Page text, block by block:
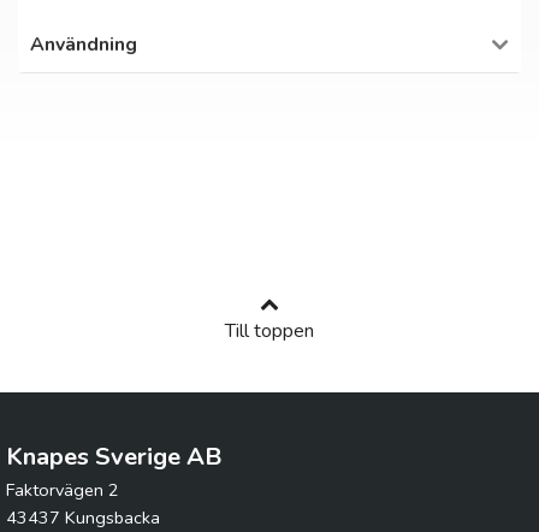
Användning
Till toppen
Knapes Sverige AB
Faktorvägen 2
43437 Kungsbacka